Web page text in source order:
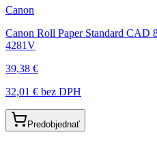
Canon
Canon Roll Paper Standard CAD
4281V
39,38 €
32,01 € bez DPH
Predobjednať